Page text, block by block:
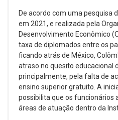
De acordo com uma pesquisa
em 2021, e realizada pela
Desenvolvimento Econômico
taxa de diplomados entre os
ficando atrás de México,
atraso no quesito educacional
principalmente, pela falta de
ensino superior gratuito. A
possibilita que os funcionários
áreas de atuação dentro da